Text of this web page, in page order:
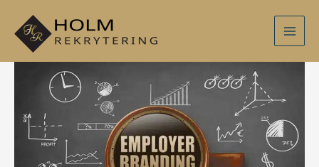
innehåll
Main